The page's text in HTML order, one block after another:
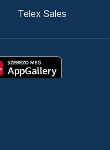
Telex Sales